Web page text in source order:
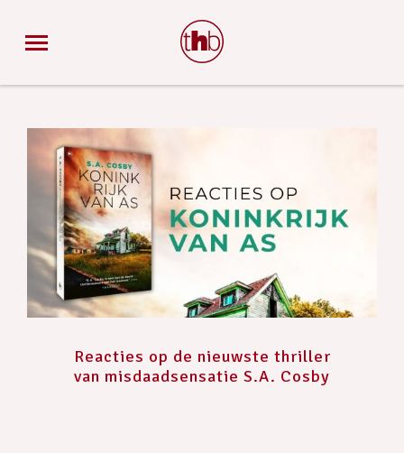
Reacties op de nieuwste thriller
van misdaadsensatie S.A. Cosby